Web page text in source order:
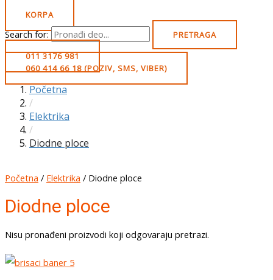
KORPA
Search for:
PRETRAGA
011 3176 981
060 414 66 18 (POZIV, SMS, VIBER)
Početna
/
Elektrika
/
Diodne ploce
Početna / Elektrika / Diodne ploce
Diodne ploce
Nisu pronađeni proizvodi koji odgovaraju pretrazi.